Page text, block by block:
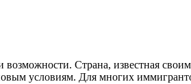
Страна, известная своим
условиям. Для многих